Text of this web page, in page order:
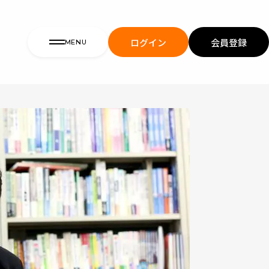
MENU ログイン 会員登録